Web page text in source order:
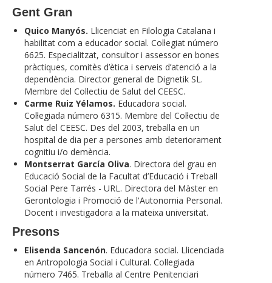
Gent Gran
Quico Manyós. Llicenciat en Filologia Catalana i
habilitat com a educador social. Col·legiat número
6625. Especialitzat, consultor i assessor en bones
pràctiques, comitès d’ètica i serveis d’atenció a la
dependència. Director general de Dignetik SL.
Membre del Col·lectiu de Salut del CEESC.
Carme Ruiz Yélamos. Educadora social.
Col·legiada número 6315. Membre del Col·lectiu de
Salut del CEESC. Des del 2003, treballa en un
hospital de dia per a persones amb deteriorament
cognitiu i/o demència.
Montserrat García Oliva. Directora del grau en
Educació Social de la Facultat d’Educació i Treball
Social Pere Tarrés - URL. Directora del Màster en
Gerontologia i Promoció de l'Autonomia Personal.
Docent i investigadora a la mateixa universitat.
Presons
Elisenda Sancenón. Educadora social. Llicenciada
en Antropologia Social i Cultural. Col·legiada
número 7465. Treballa al Centre Penitenciari